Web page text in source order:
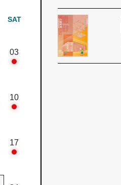
SAT
03
10
17